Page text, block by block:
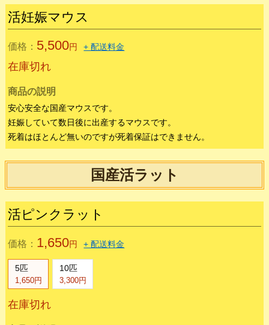
価格：770 円
在庫切れ
商品の説明
安心安全な国産マウスです。
♂と♀を指定して下さい。
活妊娠マウス
価格：5,500 + 配送料金
在庫切れ
商品の説明
安心安全な国産マウスです。
妊娠していて数日後に出産するマウスです。
国産活ラット